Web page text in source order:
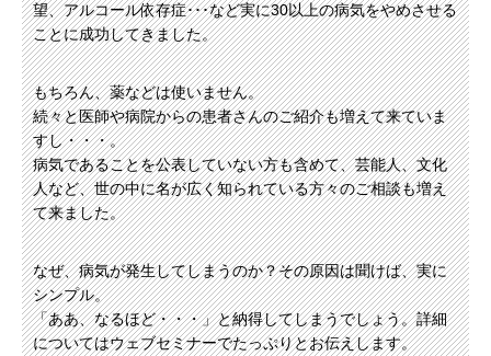
望、アルコール依存症･･･など実に30以上の病気をやめさせる
ことに成功してきました。
もちろん、薬などは使いません。
続々と医師や病院からの患者さんのご紹介も増えて来ていま
すし・・・。
病気であることを公表していない方も含めて、芸能人、文化
人など、世の中に名が広く知られている方々のご相談も増え
て来ました。
なぜ、病気が発生してしまうのか？その原因は聞けば、実に
シンプル。
「ああ、なるほど・・・」と納得してしまうでしょう。詳細
についてはウェブセミナーでたっぷりとお伝えします。